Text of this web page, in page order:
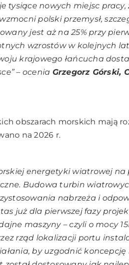
tysiące nowych miejsc pracy,
polski przemysł,
jest aż na 25% przy
wzrostów w kolejnych
krajowego łańcucha
– ocenia Grzegorz Górski,
obszarach morskich mają
na 2026 r.
energetyki wiatrowej na
Budowa turbin
nabrzeża i
już dla pierwszej fazy
maszyny – czyli o mocy
rząd lokalizacji portu
by uzgodnić